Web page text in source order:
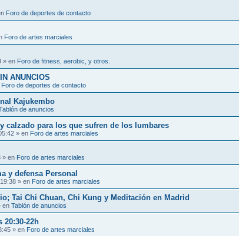
Foro de deportes de contacto
Foro de artes marciales
» en Foro de fitness, aerobic, y otros.
ANUNCIOS
Foro de deportes de contacto
Kajukembo
de anuncios
calzado para los que sufren de los lumbares
» en Foro de artes marciales
» en Foro de artes marciales
y defensa Personal
» en Foro de artes marciales
Tai Chi Chuan, Chi Kung y Meditación en Madrid
en Tablón de anuncios
20:30-22h
» en Foro de artes marciales